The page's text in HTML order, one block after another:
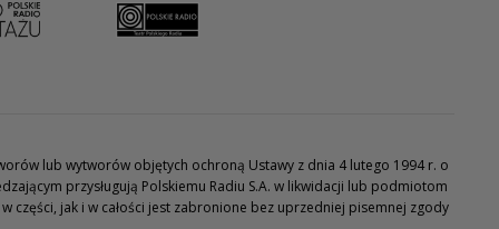
lub wytworów objętych ochroną Ustawy z dnia 4 lutego 1994 r. o
przysługują Polskiemu Radiu S.A. w likwidacji lub podmiotom
części, jak i w całości jest zabronione bez uprzedniej pisemnej zgody